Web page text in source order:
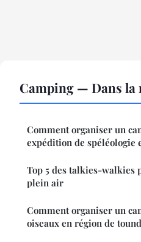
Camping — Dans la
Comment organiser un
expédition de spéléologie
Top 5 des talkies-walkies
plein air
Comment organiser un
oiseaux en région de